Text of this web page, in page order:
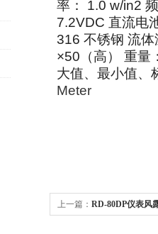
率： 1.0 w/in2
7.2VDC 直流电
316 不锈钢 流
×50（高） 重量
大值、最小值、
Meter
上一篇： RD-80DP仪表风